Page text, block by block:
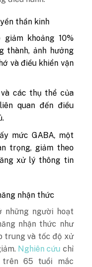
thần kinh
giảm khoảng 10%
thành, ảnh hưởng
và điều khiển vận
các thụ thể của
quan đến điều
mức GABA, một
trọng, giảm theo
xử lý thông tin
nhận thức
những người hoạt
nhận thức như
trung và tốc độ xử
Nghiên cứu chỉ
trên 65 tuổi mắc